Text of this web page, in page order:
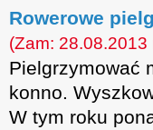
Rowerowe
(Zam: 28.08.2013
Pielgrzymować
konno.
W tym roku